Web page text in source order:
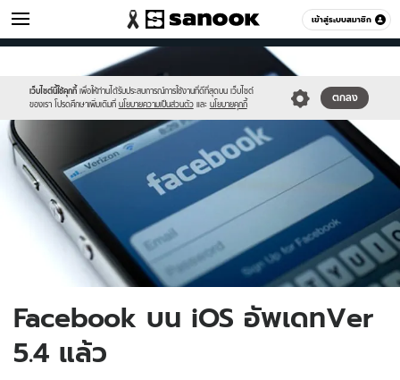
เข้าสู่ระบบสมาชิก
ไอที หมวดอื่นๆ
เว็บไซต์นี้ใช้คุกกี้ เพื่อให้ท่านได้รับประสบการณ์การใช้งานที่ดีที่สุดบน เว็บไซต์
ของเรา โปรดศึกษาเพิ่มเติมที่ นโยบายความเป็นส่วนตัว และ นโยบายคุกกี้
ตกลง
//s.isanook.com/sr/0/images/logo-
sanook.png
//s.isanook.com/hi/0/ud/240/1202974/0.jpg
Facebook บน iOS อัพเดทVer
5.4 แล้ว